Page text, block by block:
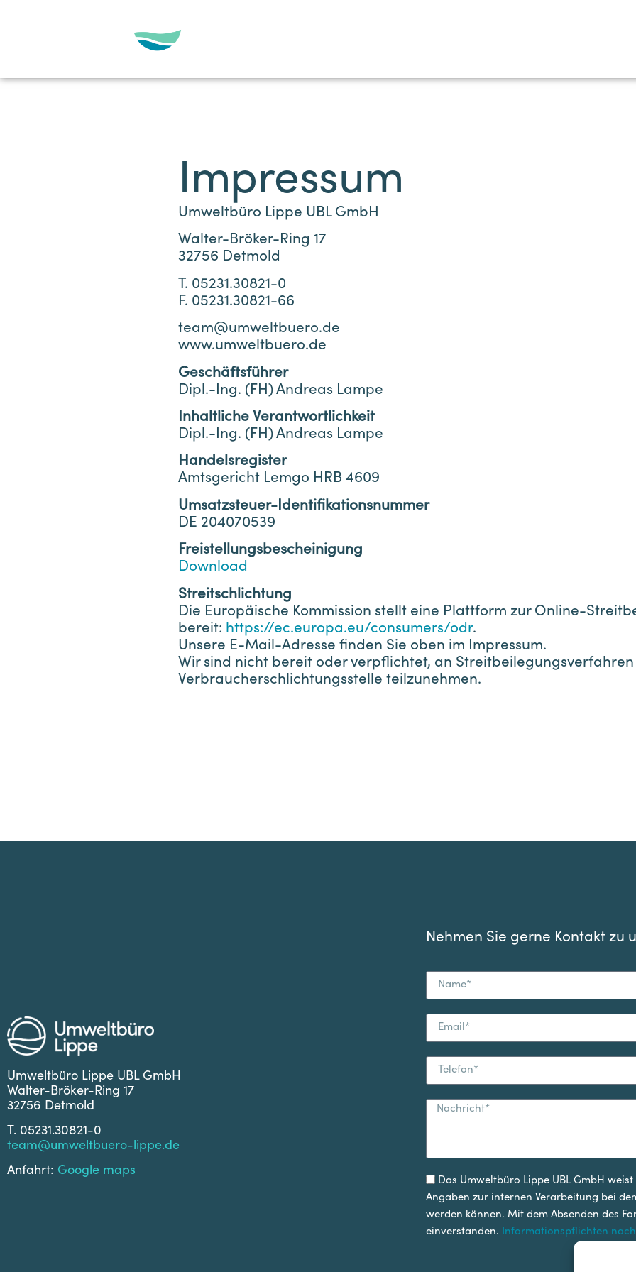
Impressum
Umweltbüro Lippe UBL GmbH
Walter-Bröker-Ring 17
32756 Detmold
T. 05231.30821-0
F. 05231.30821-66
team@umweltbuero.de
www.umweltbuero.de
Geschäftsführer
Dipl.-Ing. (FH) Andreas Lampe
Inhaltliche Verantwortlichkeit
Dipl.-Ing. (FH) Andreas Lampe
Handelsregister
Amtsgericht Lemgo HRB 4609
Umsatzsteuer-Identifikationsnummer
DE 204070539
Freistellungsbescheinigung
Download
Streitschlichtung
Die Europäische Kommission stellt eine Plattform zur Online-
bereit: https://ec.europa.eu/consumers/odr.
Unsere E-Mail-Adresse finden Sie oben im Impressum.
Wir sind nicht bereit oder verpflichtet, an Streitbeilegungsverfahren
Verbraucherschlichtungsstelle teilzunehmen.
Umweltbüro Lippe UBL GmbH
Walter-Bröker-Ring 17
32756 Detmold
T. 05231.30821-0
team@umweltbuero-lippe.de
Anfahrt: Google maps
Nehmen Sie gerne Kontakt zu
Das Umweltbüro Lippe UBL GmbH
Angaben zur internen Verarbeitung bei
werden können. Mit dem Absenden des
einverstanden. Informationspflichten nach